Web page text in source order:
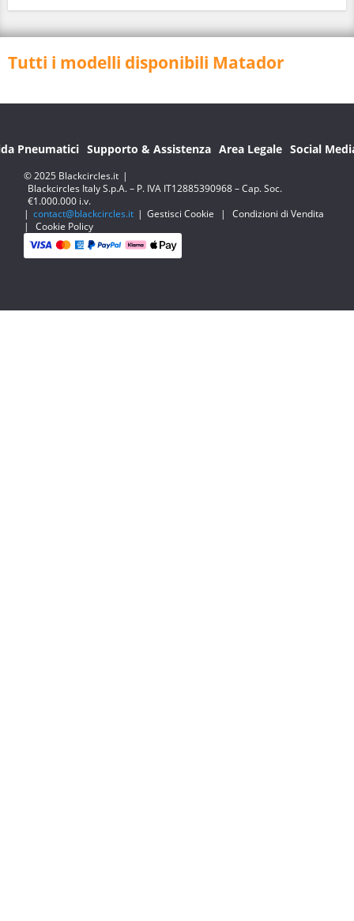
Tutti i modelli disponibili Matador
Pneumatici Supporto & Assistenza Area Legale Social
© 2025 Blackcircles.it |
Blackcircles Italy S.p.A. – P. IVA IT12885390968 – Cap. Soc.
€1.000.000 i.v.
| contact@blackcircles.it | Gestisci Cookie |
Condizioni di Vendita
|
Cookie Policy